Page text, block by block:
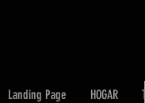
Landing Page HOGAR